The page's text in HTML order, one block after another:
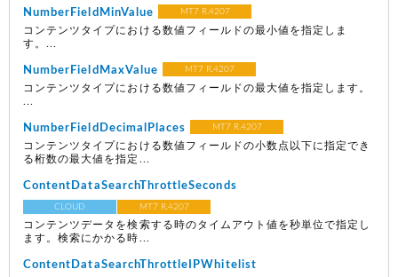
NumberFieldMinValue MT7 R.4207
コンテンツタイプにおける数値フィールドの最小値を指定しま
す。...
NumberFieldMaxValue MT7 R.4207
コンテンツタイプにおける数値フィールドの最大値を指定します。
...
NumberFieldDecimalPlaces MT7 R.4207
コンテンツタイプにおける数値フィールドの小数点以下に指定でき
る桁数の最大値を指定...
ContentDataSearchThrottleSeconds
CLOUD MT7 R.4207
コンテンツデータを検索する時のタイムアウト値を秒単位で指定し
ます。検索にかかる時...
ContentDataSearchThrottleIPWhitelist